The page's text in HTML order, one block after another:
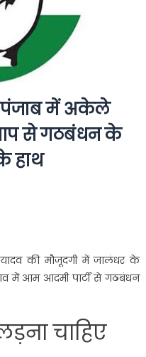
पंजाब में अकेले
से गठबंधन के
हाथ
यादव की मौजूदगी में जालंधर के
में आम आदमी पार्टी से गठबंधन
चाहिए